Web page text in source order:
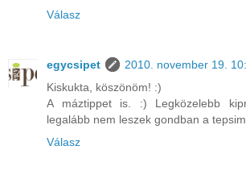
Válasz
egycsipet
2010. november 19.
Kiskukta, köszönöm! :)
A máztippet is. :) Legközelebb
legalább nem leszek gondban a
Válasz